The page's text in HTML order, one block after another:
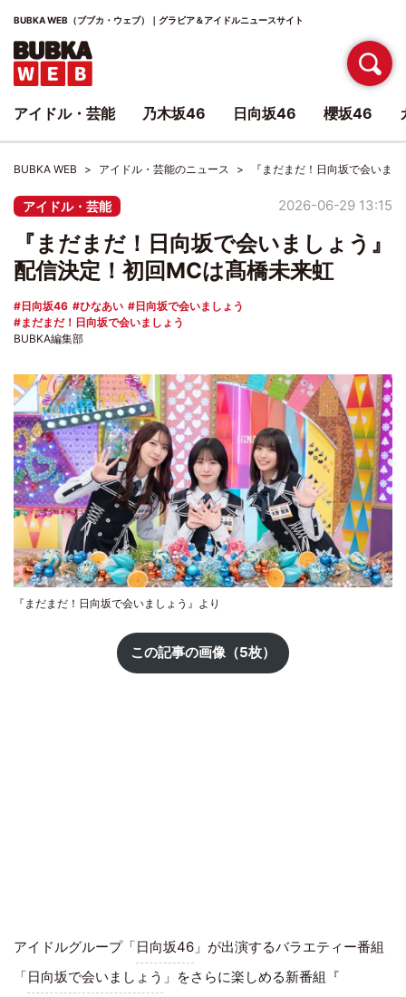
BUBKA WEB（ブブカ・ウェブ）｜グラビア＆アイドルニュースサイト
BUBKA WEB アイドル・芸能のニュース 『まだまだ！日向坂で会いま
アイドル・芸能 2026-06-29 13:15
『まだまだ！日向坂で会いましょう』
配信決定！初回MCは髙橋未来虹
日向坂46 ひなあい
日向坂で会いましょう
まだまだ！日向坂で会いましょう
BUBKA編集部
『まだまだ！日向坂で会いましょう』より
この記事の画像（5枚）
アイドルグループ「日向坂46 」が出演するバラエティー番組
「日向坂で会いましょう 」をさらに楽しめる新番組『
アイドル・芸能 乃木坂46 日向坂46 櫻坂46